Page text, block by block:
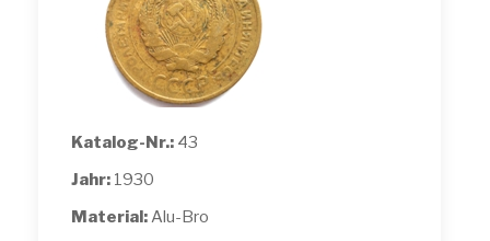
Katalog-Nr.: 43
Jahr: 1930
Material:Alu-Bro